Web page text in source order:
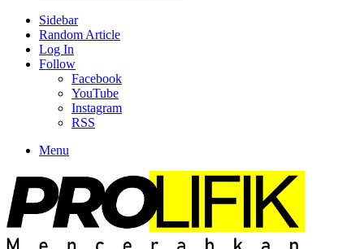
Sidebar
Random Article
Log In
Follow
Facebook
YouTube
Instagram
RSS
Menu